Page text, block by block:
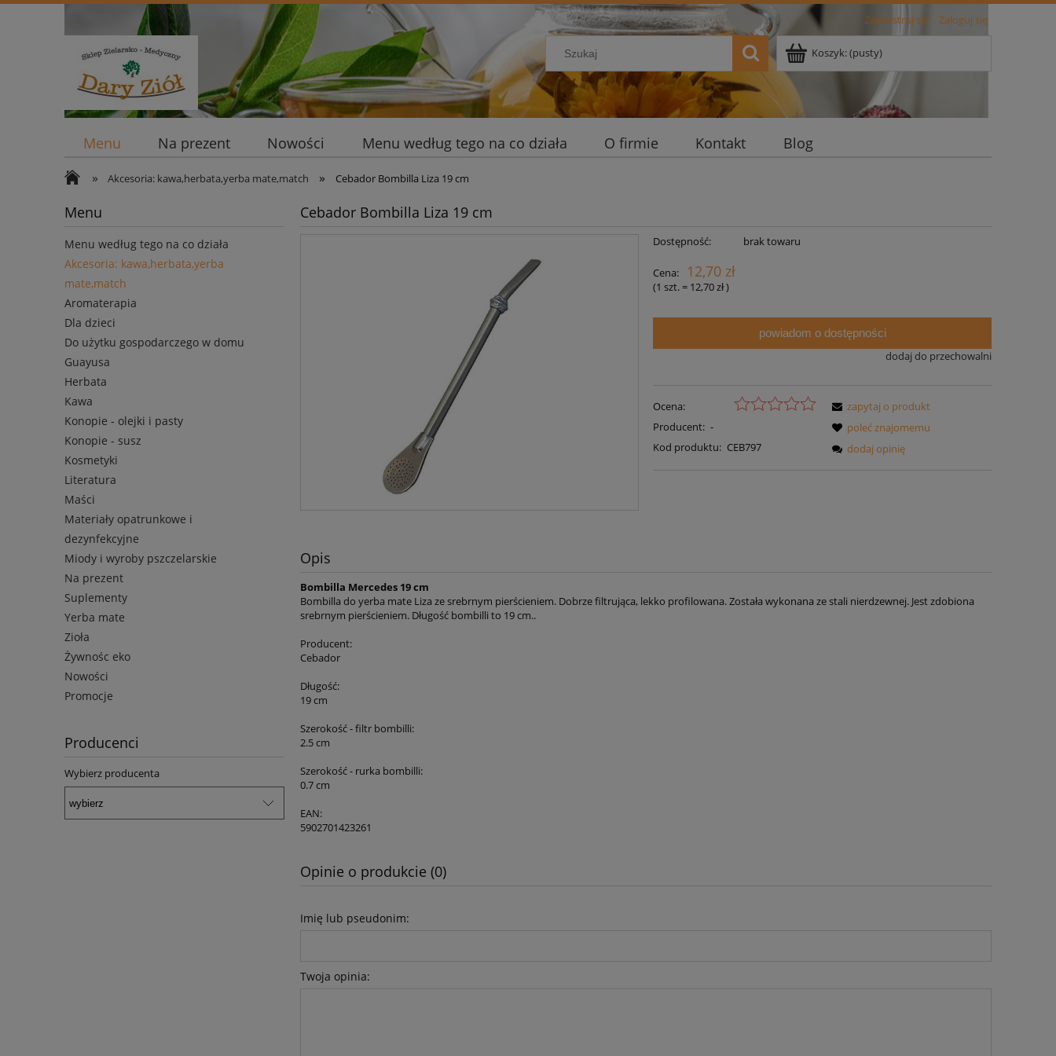
Zarejestruj się Zaloguj się
Koszyk:(pusty)
Menu Na prezent Nowości Menu według tego na co działa O firmie Kontakt Blog
» Akcesoria: kawa,herbata,yerba mate,match » Cebador Bombilla Liza 19 cm
Menu
Menu według tego na co działa
Akcesoria: kawa,herbata,yerba
mate,match
Aromaterapia
Dla dzieci
Do użytku gospodarczego w domu
Guayusa
Herbata
Kawa
Konopie - olejki i pasty
Konopie - susz
Kosmetyki
Literatura
Maści
Materiały opatrunkowe i
dezynfekcyjne
Miody i wyroby pszczelarskie
Na prezent
Suplementy
Yerba mate
Zioła
Żywnośc eko
Nowości
Promocje
Producenci
Wybierz producenta
Cebador Bombilla Liza 19 cm
Dostępność: brak towaru
Cena: 12,70 zł
(1szt.= 12,70 zł)
powiadom o dostępności
dodaj do przechowalni
Ocena:
Producent: -
Kod produktu: CEB797
zapytaj o produkt
poleć znajomemu
dodaj opinię
Opis
Bombilla Mercedes 19 cm
Bombilla do yerba mate Liza ze srebrnym pierścieniem. Dobrze filtrująca, lekko profilowana. Została wykonana ze stali nierdzewnej. Jest zdobiona
srebrnym pierścieniem. Długość bombilli to 19 cm..
Producent:
Cebador
Długość:
19 cm
Szerokość - filtr bombilli:
2.5 cm
Szerokość - rurka bombilli:
0.7 cm
EAN:
5902701423261
Opinie o produkcie (0)
Imię lub pseudonim:
Twoja opinia: